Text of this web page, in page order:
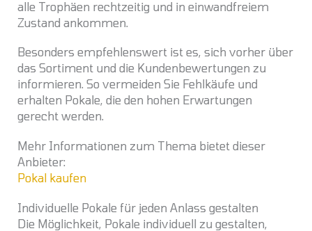
alle Trophäen rechtzeitig und in einwandfreiem
Zustand ankommen.
Besonders empfehlenswert ist es, sich vorher über
das Sortiment und die Kundenbewertungen zu
informieren. So vermeiden Sie Fehlkäufe und
erhalten Pokale, die den hohen Erwartungen
gerecht werden.
Mehr Informationen zum Thema bietet dieser
Anbieter:
Pokal kaufen
Individuelle Pokale für jeden Anlass gestalten
Die Möglichkeit, Pokale individuell zu gestalten,